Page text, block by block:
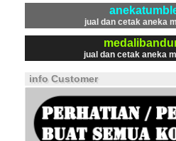
jual dan cetak aneka
jual dan cetak aneka
info Customer